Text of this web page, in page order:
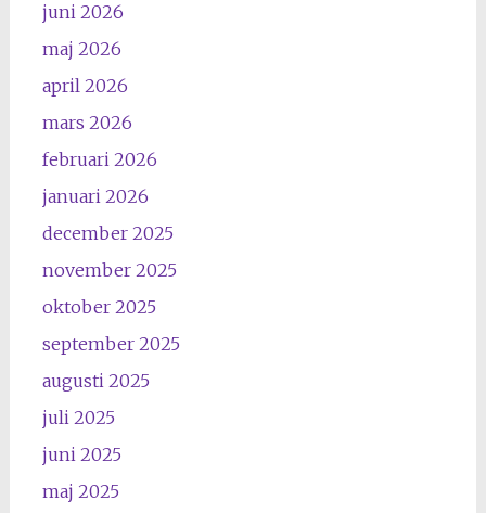
juni 2026
maj 2026
april 2026
mars 2026
februari 2026
januari 2026
december 2025
november 2025
oktober 2025
september 2025
augusti 2025
juli 2025
juni 2025
maj 2025